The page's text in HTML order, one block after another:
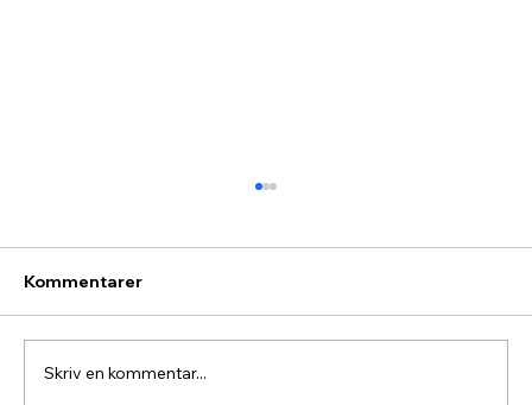
Kommentarer
Skriv en kommentar...